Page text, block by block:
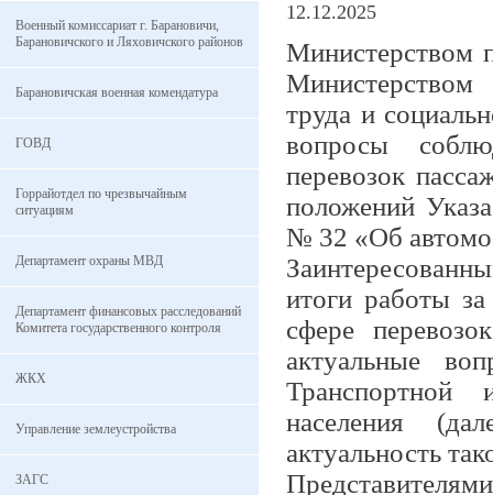
Военный комиссариат г. Барановичи,
Барановичского и Ляховичского районов
Барановичская военная комендатура
ГОВД
Горрайотдел по чрезвычайным
ситуациям
Департамент охраны МВД
Департамент финансовых расследований
Комитета государственного контроля
ЖКХ
Управление землеустройства
ЗАГС
12.12.2025
Министерством
труда и
вопросы
перевозок
положений
№ 32 «Об
итоги работы
сфере
актуальные
населения
актуальность